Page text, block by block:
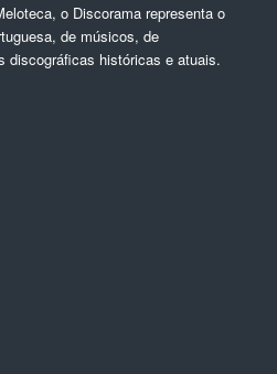
o Discorama representa o
de músicos, de
discográficas históricas e atuais.